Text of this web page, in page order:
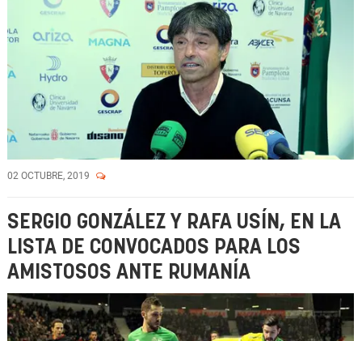
02 OCTUBRE, 2019
SERGIO GONZÁLEZ Y RAFA USÍN, EN LA
LISTA DE CONVOCADOS PARA LOS
AMISTOSOS ANTE RUMANÍA